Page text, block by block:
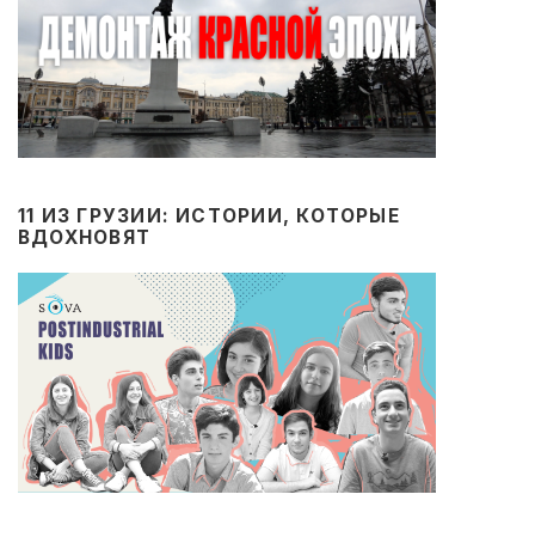
11 ИЗ ГРУЗИИ: ИСТОРИИ, КОТОРЫЕ
ВДОХНОВЯТ